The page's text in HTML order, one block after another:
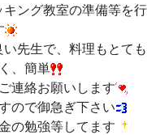
ング教室の準備等を行
先生で、料理もとても
、簡単
連絡お願いします
ので御急ぎ下さい
の勉強等してます